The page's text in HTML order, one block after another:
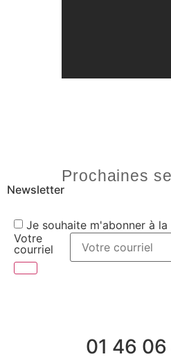
Prochaines
Newsletter
Je souhaite m'abonner à
Votre
courriel
01 46